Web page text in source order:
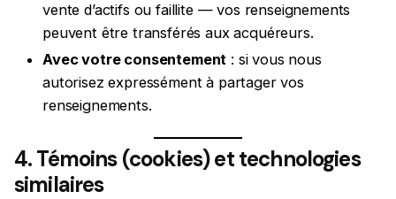
vente d’actifs ou faillite — vos renseignements
peuvent être transférés aux acquéreurs.
Avec votre consentement : si vous nous
autorisez expressément à partager vos
renseignements.
4. Témoins (cookies) et technologies
similaires